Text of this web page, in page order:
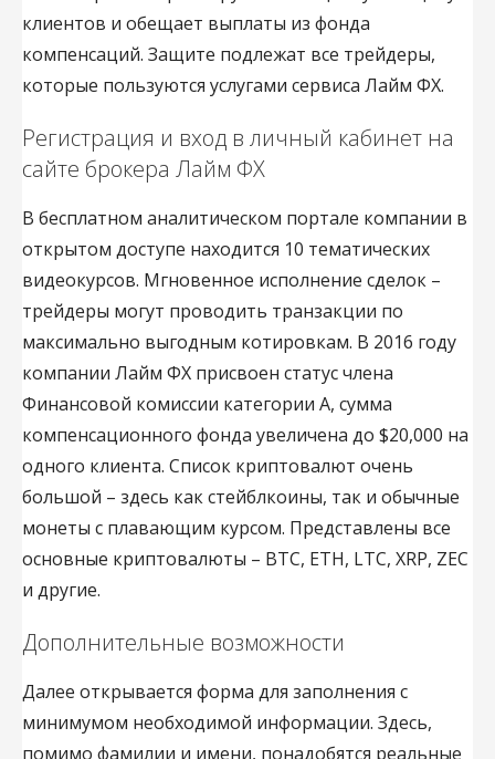
клиентов и обещает выплаты из фонда
компенсаций. Защите подлежат все трейдеры,
которые пользуются услугами сервиса Лайм ФХ.
Регистрация и вход в личный кабинет на
сайте брокера Лайм ФХ
В бесплатном аналитическом портале компании в
открытом доступе находится 10 тематических
видеокурсов. Мгновенное исполнение сделок –
трейдеры могут проводить транзакции по
максимально выгодным котировкам. В 2016 году
компании Лайм ФХ присвоен статус члена
Финансовой комиссии категории А, сумма
компенсационного фонда увеличена до $20,000 на
одного клиента. Список криптовалют очень
большой – здесь как стейблкоины, так и обычные
монеты с плавающим курсом. Представлены все
основные криптовалюты – BTC, ETH, LTC, XRP, ZEC
и другие.
Дополнительные возможности
Далее открывается форма для заполнения с
минимумом необходимой информации. Здесь,
помимо фамилии и имени, понадобятся реальные